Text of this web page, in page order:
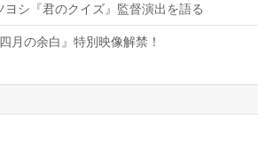
ヨシ『君のクイズ』監督演出を語る
月の余白』特別映像解禁！